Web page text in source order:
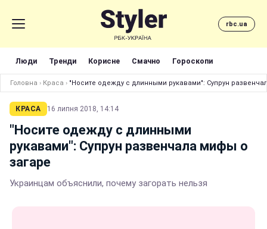
rbc.ua
Люди Тренди Корисне Смачно Гороскопи
Головна › Краса › "Носите одежду с длинными рукавами": Супрун
КРАСА 16 липня 2018, 14:14
"Носите одежду с длинными
рукавами": Супрун развенчала мифы о
загаре
Украинцам объяснили, почему загорать нельзя